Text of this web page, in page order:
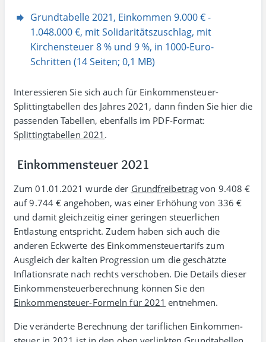
Grundtabelle 2021, Einkommen 9.000 € -
1.048.000 €, mit Solidaritätszuschlag, mit
Kirchensteuer 8 % und 9 %, in 1000-Euro-
Schritten (14 Seiten; 0,1 MB)
Interessieren Sie sich auch für Einkommen­steuer-
Splitting­tabellen des Jahres 2021, dann finden Sie hier die
passenden Tabellen, ebenfalls im PDF-Format:
Splittingtabellen 2021 .
Einkommensteuer 2021
Zum 01.01.2021 wurde der Grund­frei­betrag von 9.408 €
auf 9.744 € angehoben, was einer Erhöhung von 336 €
und damit gleich­zeitig einer geringen steuer­lichen
Entlastung entspricht. Zudem haben sich auch die
anderen Eckwerte des Einkommen­steuer­tarifs zum
Ausgleich der kalten Progression um die geschätzte
Inflations­rate nach rechts verschoben. Die Details dieser
Einkommen­steuer­berechnung können Sie den
Einkommen­steuer-Formeln für 2021 entnehmen.
Die veränderte Berechnung der tarif­lichen Einkommen­